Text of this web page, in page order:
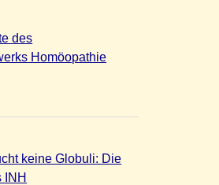
des
Homöopathie
keine Globuli: Die
INH